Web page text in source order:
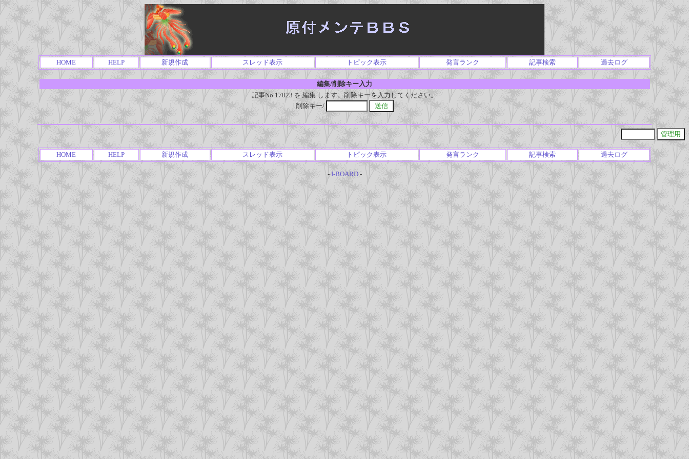
HOME HELP 新規作成 スレッド表示 トピック表示 発言ランク 記事検索 過去ログ
編集/削除キー入力
記事No.17023 を 編集 します。削除キーを入力してください。
削除キー/
HOME HELP 新規作成 スレッド表示 トピック表示 発言ランク 記事検索 過去ログ
- I-BOARD-